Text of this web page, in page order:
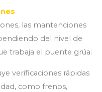
las mantenciones
del nivel de
trabaja el puente grúa:
verificaciones rápidas
como frenos,